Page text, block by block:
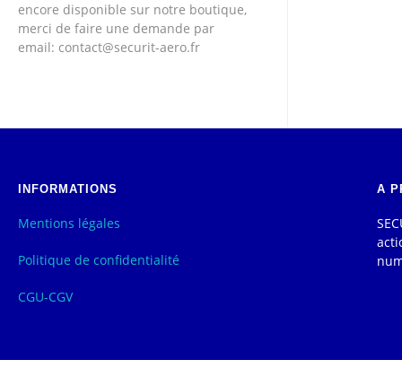
encore disponible sur notre boutique,
merci de faire une demande par
email: contact@securit-aero.fr
INFORMATIONS
Mentions légales
Politique de confidentialité
CGU-CGV
A